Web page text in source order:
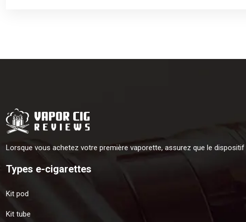
Lorsque vous achetez votre première vaporette, assurez que le
Types e-cigarettes
Kit pod
Kit tube